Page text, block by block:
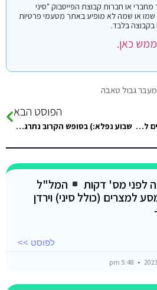
או חברות קבוצת הפייסבוק "סיני
לפני 7 שנים. שמו או שמה לא מופיע באתר מטעמי פרטיות
בקבוצה בלבד.
ממש כאן.
מעבר גבול טאבה
איפה אפשר להשיג כרטיס סים לשיחות בסיני..?
הפוסט הבא
שבוע נפלא:) בסופש הקרוב נתרגל יוגה בסיני, עוד אפשר להרשם.
לפני מס' דקות
המל"ל
למצרים (כולל סיני) וירדן
לפוסט >>